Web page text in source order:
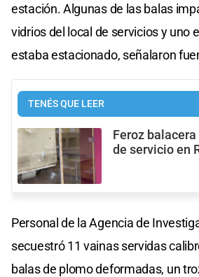
estación. Algunas de las balas
vidrios del local de servicios y uno
estaba estacionado, señalaron
TENÉS QUE LEER
Feroz
de servicio en
Personal de la Agencia de
secuestró 11 vainas servidas
balas de plomo deformadas, un